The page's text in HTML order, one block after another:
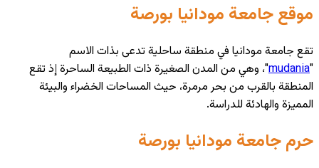
موقع جامعة مودانيا بورصة
تقع جامعة مودانيا في منطقة ساحلية تدعى بذات الاسم
"
mudania"، وهي من المدن الصغيرة ذات الطبيعة الساحرة إذ تقع
المنطقة بالقرب من بحر مرمرة، حيث المساحات الخضراء والبيئة
المميزة والهادئة للدراسة.
حرم جامعة مودانيا بورصة